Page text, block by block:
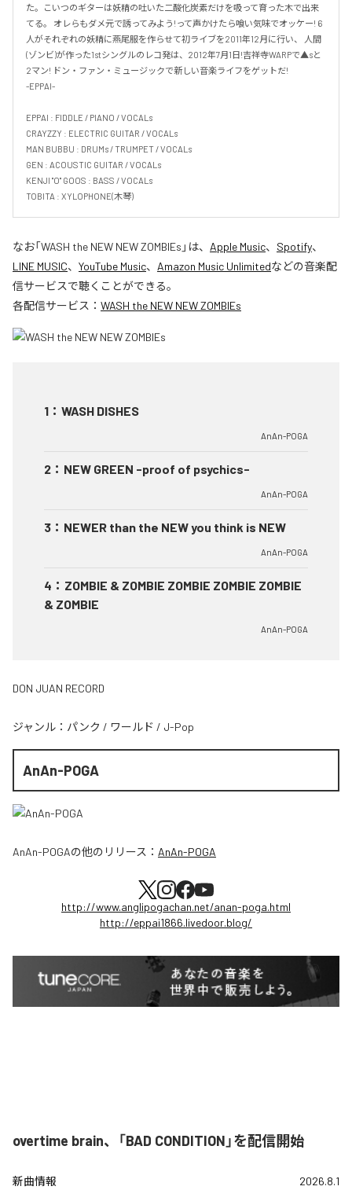
た。こいつのギターは妖精の吐いた二酸化炭素だけを吸って育った木で出来
てる。 オレらもダメ元で誘ってみよう!って声かけたら喰い気味でオッケー! 6
人がそれぞれの妖精に燕尾服を作らせて初ライブを2011年12月に行い、 人間
(ゾンビ)が作った1stシングルのレコ発は、2012年7月1日!吉祥寺WARPで▲sと
2マン! ドン・ファン・ミュージックで新しい音楽ライフをゲットだ!
-EPPAI-
EPPAI : FIDDLE / PIANO / VOCALs
CRAYZZY : ELECTRIC GUITAR / VOCALs
MAN BUBBU : DRUMs / TRUMPET / VOCALs
GEN : ACOUSTIC GUITAR / VOCALs
KENJI "O" GOOS : BASS / VOCALs
TOBITA : XYLOPHONE(木琴)
なお「WASH the NEW NEW ZOMBIEs 」は、 Apple Music、 Spotify、
LINE MUSIC、 YouTube Music、 Amazon Music Unlimitedなどの音楽配
信サービスで聴くことができる。
各配信サービス： WASH the NEW NEW ZOMBIEs
1 ： WASH DISHES
AnAn-POGA
2 ： NEW GREEN -proof of psychics-
AnAn-POGA
3 ： NEWER than the NEW you think is NEW
AnAn-POGA
4 ： ZOMBIE & ZOMBIE ZOMBIE ZOMBIE ZOMBIE
& ZOMBIE
AnAn-POGA
DON JUAN RECORD
ジャンル： パンク / ワールド / J-Pop
AnAn-POGA
AnAn-POGAの他のリリース： AnAn-POGA
http://www.anglipogachan.net/anan-poga.html
http://eppai1866.livedoor.blog/
overtime brain、「BAD CONDITION」を配信開始
新曲情報 2026.8.1